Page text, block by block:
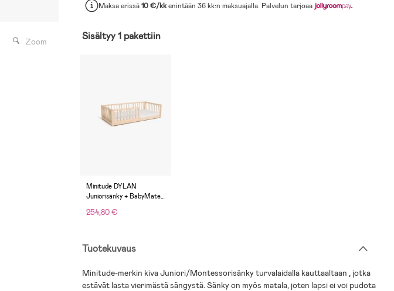
Zoom
Maksa erissä10 €/kkenintään 36 kk:n maksuajalla. Palvelun tarjoaa .
Sisältyy 1 pakettiin
Minitude DYLAN
Juniorisänky + BabyMatex
Nature
254,80 €
Tuotekuvaus
Minitude-merkin kiva Juniori/Montessorisänky turvalaidalla kauttaaltaan , jotka
estävät lasta vierimästä sängystä. Sänky on myös matala, joten lapsi ei voi pudota